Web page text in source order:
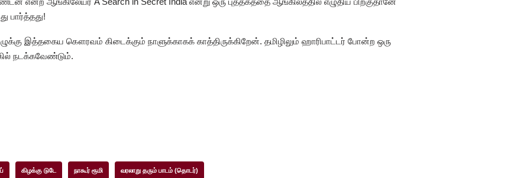
பார்த்தது!
இத்தகைய கௌரவம் கிடைக்கும் நாளுக்காகக் காத்திருக்கிறேன். தமிழிலும் ஹாரிபாட்டர் போன்ற ஒரு
நடக்கவேண்டும்.
கிழக்கு டுடே நாகூர் ரூமி வரலாறு தரும் பாடம் (தொடர்)